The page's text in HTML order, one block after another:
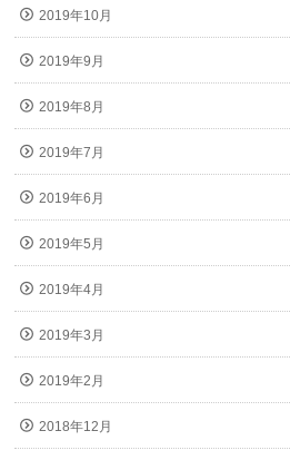
2019年10月
2019年9月
2019年8月
2019年7月
2019年6月
2019年5月
2019年4月
2019年3月
2019年2月
2018年12月